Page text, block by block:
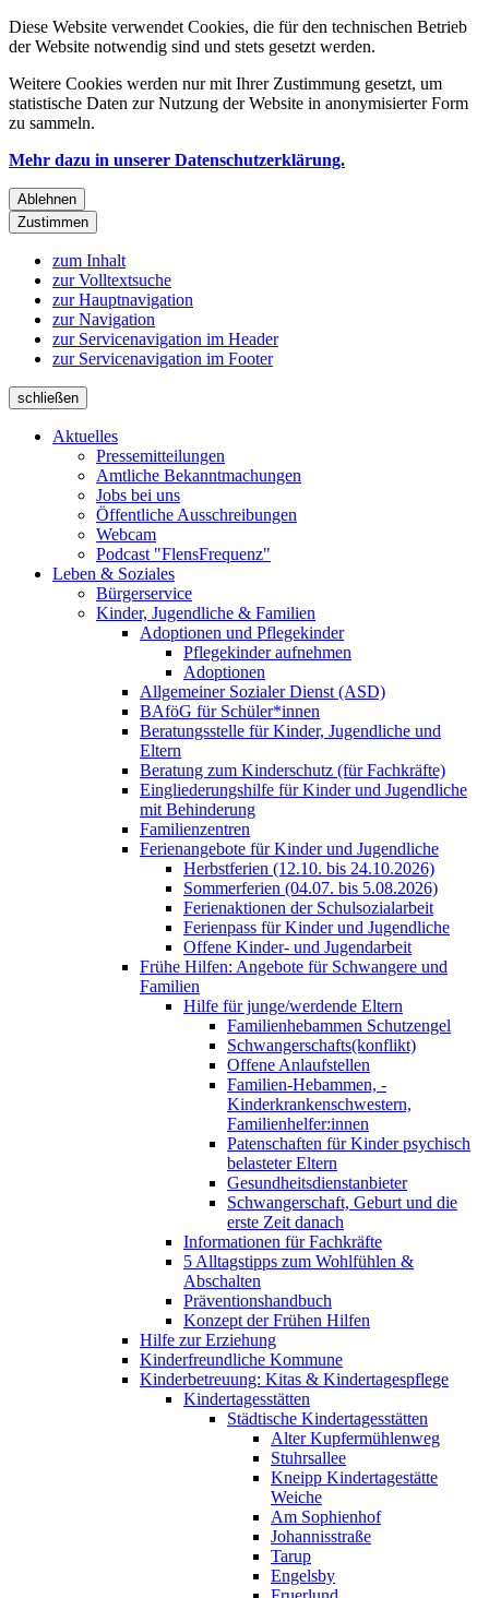
Diese Website verwendet Cookies, die für den technischen Betrieb
der Website notwendig sind und stets gesetzt werden.
Weitere Cookies werden nur mit Ihrer Zustimmung gesetzt, um
statistische Daten zur Nutzung der Website in anonymisierter Form
zu sammeln.
Mehr dazu in unserer Datenschutzerklärung.
Ablehnen
Zustimmen
zum Inhalt
zur Volltextsuche
zur Hauptnavigation
zur Navigation
zur Servicenavigation im Header
zur Servicenavigation im Footer
schließen
Aktuelles
Pressemitteilungen
Amtliche Bekanntmachungen
Jobs bei uns
Öffentliche Ausschreibungen
Webcam
Podcast "FlensFrequenz"
Leben & Soziales
Bürgerservice
Kinder, Jugendliche & Familien
Adoptionen und Pflegekinder
Pflegekinder aufnehmen
Adoptionen
Allgemeiner Sozialer Dienst (ASD)
BAföG für Schüler*innen
Beratungsstelle für Kinder, Jugendliche und
Eltern
Beratung zum Kinderschutz (für Fachkräfte)
Eingliederungshilfe für Kinder und Jugendliche
mit Behinderung
Familienzentren
Ferienangebote für Kinder und Jugendliche
Herbstferien (12.10. bis 24.10.2026)
Sommerferien (04.07. bis 5.08.2026)
Ferienaktionen der Schulsozialarbeit
Ferienpass für Kinder und Jugendliche
Offene Kinder- und Jugendarbeit
Frühe Hilfen: Angebote für Schwangere und
Familien
Hilfe für junge/werdende Eltern
Familienhebammen Schutzengel
Schwangerschafts(konflikt)
Offene Anlaufstellen
Familien-Hebammen, -
Kinderkrankenschwestern,
Familienhelfer:innen
Patenschaften für Kinder psychisch
belasteter Eltern
Gesundheitsdienstanbieter
Schwangerschaft, Geburt und die
erste Zeit danach
Informationen für Fachkräfte
5 Alltagstipps zum Wohlfühlen &
Abschalten
Präventionshandbuch
Konzept der Frühen Hilfen
Hilfe zur Erziehung
Kinderfreundliche Kommune
Kinderbetreuung: Kitas & Kindertagespflege
Kindertagesstätten
Städtische Kindertagesstätten
Alter Kupfermühlenweg
Stuhrsallee
Kneipp Kindertagestätte
Weiche
Am Sophienhof
Johannisstraße
Tarup
Engelsby